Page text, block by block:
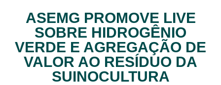
ASEMG PROMOVE LIVE
SOBRE HIDROGÊNIO
VERDE E AGREGAÇÃO DE
VALOR AO RESÍDUO DA
SUINOCULTURA